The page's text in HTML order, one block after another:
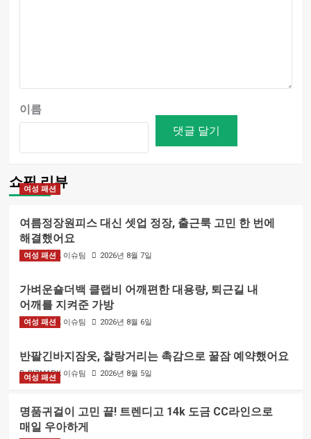
이름
쇼핑 리뷰
여성 패션
여름정장원피스 대신 셋업 정장, 출근룩 고민 한 번에
해결했어요
BIZMARK 이슈팀 2026년 8월 7일
여성 패션
가벼운숄더백 클랩비 어깨편한 대용량, 퇴근길 내
어깨를 지켜준 가방
BIZMARK 이슈팀 2026년 8월 6일
여성 패션
반팔긴바지잠옷, 찰랑거리는 촉감으로 꿀잠 예약했어요
BIZMARK 이슈팀 2026년 8월 5일
여성 패션
명품귀걸이 고민 끝! 트렌디고 14k 도금 CC라인으로
매일 우아하게